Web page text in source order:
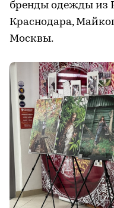
бренды одежды из
Краснодара,
Москвы.